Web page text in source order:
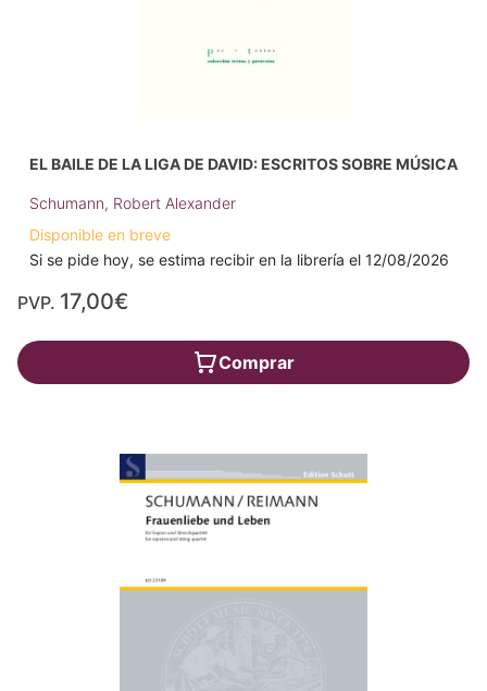
EL BAILE DE LA LIGA DE DAVID: ESCRITOS SOBRE MÚSICA
Schumann, Robert Alexander
Disponible en breve
Si se pide hoy, se estima recibir en la librería el 12/08/2026
PVP. 17,00€
Comprar